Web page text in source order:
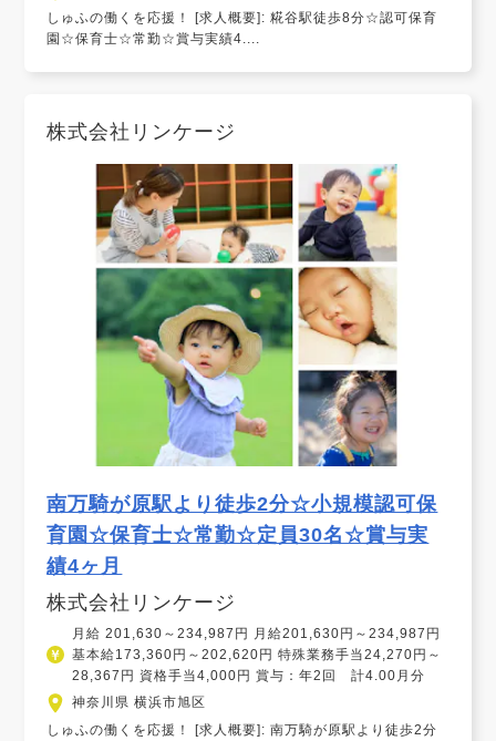
しゅふの働くを応援！ [求人概要]: 糀谷駅徒歩8分☆認可保育
園☆保育士☆常勤☆賞与実績4....
株式会社リンケージ
南万騎が原駅より徒歩2分☆小規模認可保
育園☆保育士☆常勤☆定員30名☆賞与実
績4ヶ月
株式会社リンケージ
月給 201,630～234,987円 月給201,630円～234,987円
基本給173,360円～202,620円 特殊業務手当24,270円～
28,367円 資格手当4,000円 賞与：年2回 計4.00月分
神奈川県 横浜市旭区
しゅふの働くを応援！ [求人概要]: 南万騎が原駅より徒歩2分